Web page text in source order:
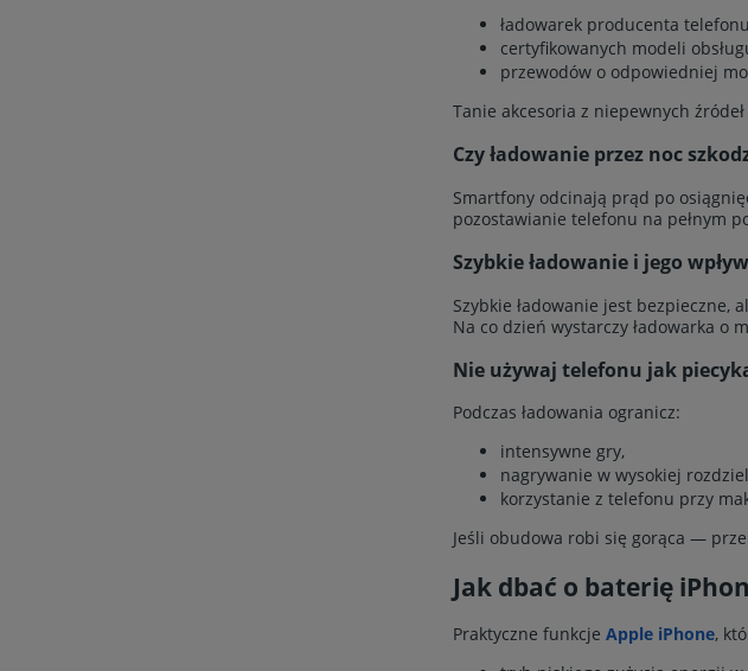
ładowarek producenta
certyfikowanych modeli
przewodów o odpowiedniej
Tanie akcesoria z niepewnych
Czy ładowanie przez noc
Smartfony odcinają prąd po
pozostawianie telefonu na pełnym
Szybkie ładowanie i jego
Szybkie ładowanie jest bezpieczne,
Na co dzień wystarczy ładowarka o
Nie używaj telefonu jak
Podczas ładowania ogranicz:
intensywne gry,
nagrywanie w wysokiej
korzystanie z telefonu przy
Jeśli obudowa robi się gorąca —
Jak dbać o baterię
Praktyczne funkcje Apple iPhone,